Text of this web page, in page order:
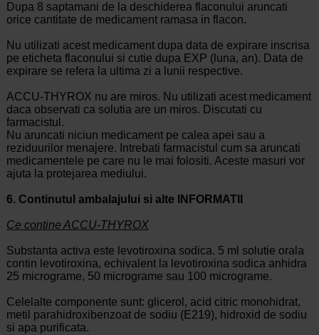
Dupa 8 saptamani de la deschiderea flaconului aruncati
orice cantitate de medicament ramasa in flacon.
Nu utilizati acest medicament dupa data de expirare inscrisa
pe eticheta flaconului si cutie dupa EXP (luna, an). Data de
expirare se refera la ultima zi a lunii respective.
ACCU-THYROX nu are miros. Nu utilizati acest medicament
daca observati ca solutia are un miros. Discutati cu
farmacistul.
Nu aruncati niciun medicament pe calea apei sau a
reziduurilor menajere. Intrebati farmacistul cum sa aruncati
medicamentele pe care nu le mai folositi. Aceste masuri vor
ajuta la protejarea mediului.
6. Continutul ambalajului si alte INFORMATII
Ce contine ACCU-THYROX
Substanta activa este levotiroxina sodica. 5 ml solutie orala
contin levotiroxina, echivalent la levotiroxina sodica anhidra
25 micrograme, 50 micrograme sau 100 micrograme.
Celelalte componente sunt: glicerol, acid citric monohidrat,
metil parahidroxibenzoat de sodiu (E219), hidroxid de sodiu
si apa purificata.